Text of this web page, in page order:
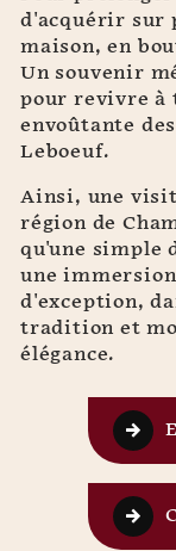
d'acquérir sur
maison, en
Un souvenir
pour revivre à
envoûtante
Leboeuf.
Ainsi, une
région de
qu'une simple
une
d'exception,
tradition et
élégance.